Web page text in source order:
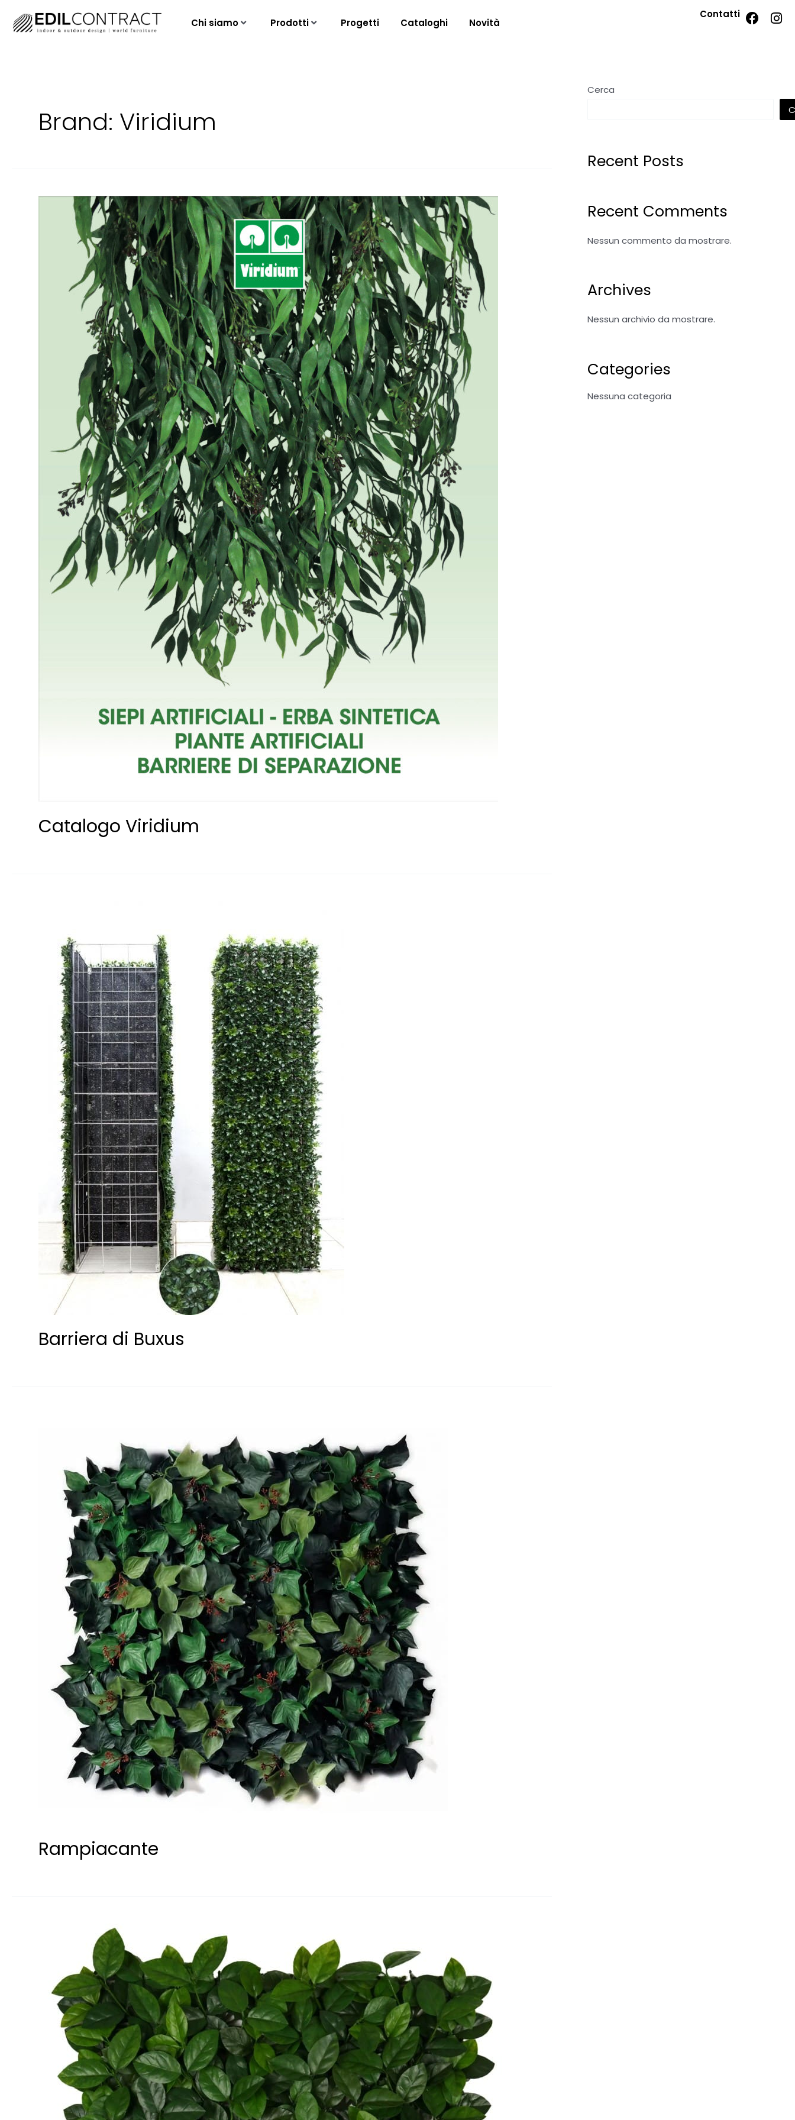
Chi siamo Prodotti Progetti Cataloghi Novità
Contatti
Brand: Viridium
Catalogo Viridium
Barriera di Buxus
Rampiacante
Cerca
Recent Posts
Recent Comments
Nessun commento da mostrare.
Archives
Nessun archivio da mostrare.
Categories
Nessuna categoria